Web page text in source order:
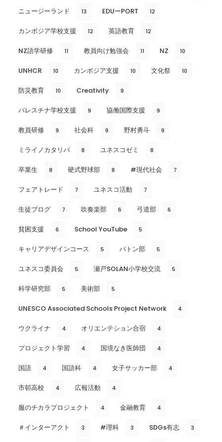
ニュージーランド 13 EDUーPORT 12
カンボジア学校支援 12 英語教育 12
NZ語学研修 11 教員向け勉強会 11 NZ 10
UNHCR 10 カンボジア支援 10 文化祭 10
防災教育 10 Creativity 9
パレスチナ学校支援 9 協働国際支援 9
教員研修 9 社会科 9 野村勇斗 9
ミライノカタリバ 8 ユネスコゼミ 8
卒業生 8 硬式野球部 8 #現代社会 7
フェアトレード 7 ユネスコ活動 7
生徒ブログ 7 吹奏楽部 6 弓道部 6
貧困支援 6 School YouTube 5
キャリアデザインコース 5 バトン部 5
ユネスコ委員会 5 瀬戸SOLAN小学校交流 5
科学研究部 5 美術部 5
UNESCO Associated Schools Project Network 4
ウクライナ 4 オリエンテション合宿 4
プロジェクト学習 4 国境なき医師団 4
国語 4 国語科 4 女子サッカー部 4
市邨高校 4 広報活動 4
服のチカラプロジェクト 4 金融教育 4
＃インターアクト 3 #理科 3 SDGs有志 3